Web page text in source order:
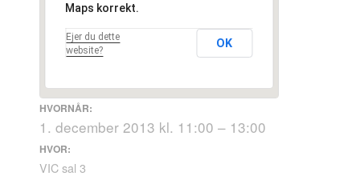
Maps korrekt.
Ejer du dette
website?
OK
HVORNÅR:
1. december 2013 kl. 11:00 – 13:00
HVOR:
VIC sal 3